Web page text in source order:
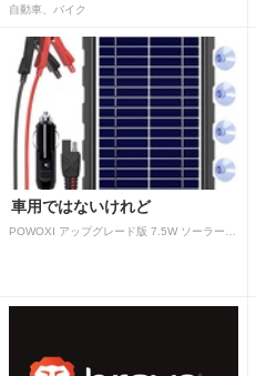
自動車、バイク
車用ではないけれど
POWOXI アップグレード版 7.5W ソーラーバッテリートリクルチャージャーメンテナー 12V ポータブル防水ソーラーパネル トリクル充電キット 車、自動車、オートバイ、ボート、マリン、RV、トレーラー、スノーモービルなど用